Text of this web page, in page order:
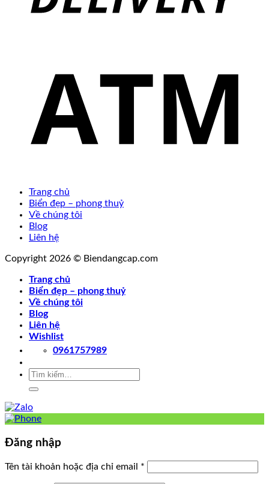
Trang chủ
Biển đẹp – phong thuỷ
Về chúng tôi
Blog
Liên hệ
Copyright 2026 © Biendangcap.com
Trang chủ
Biển đẹp – phong thuỷ
Về chúng tôi
Blog
Liên hệ
Wishlist
0961757989
Tìm
Đăng nhập
Tên tài khoản hoặc địa chỉ email *